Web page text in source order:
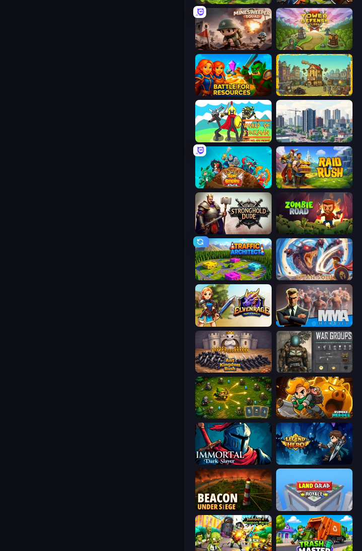
Minesweeper Squad Tower Defense Clash
Battle for Resources The Garbaggio Hotel
World of Stickman Classic RTS SuperCity 3D
Epic Empire: Tower Defense Raid & Rush
Stronghold Dude Zombie Road
Traffic Architect Titan Soul: Action RPG
Elvenrage MMA Manager 2
Ant Kingdom Rush War Groups
Tiny Ranger Rumble Heroes
Immortal: Dark Slayer Legend of Hero
Beacon Under Siege Landgrab Royale